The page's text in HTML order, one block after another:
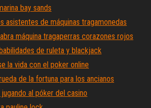
bay sands
asistentes de máquinas tragamonedas
máquina tragaperras corazones rojos
de ruleta y blackjack
la vida con el poker online
de la fortuna para los ancianos
jugando al póker del casino